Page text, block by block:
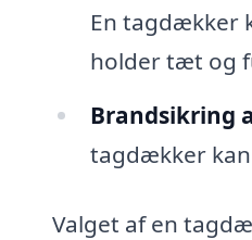
En tagdækker
holder tæt og
Brandsikring
tagdækker
Valget af en